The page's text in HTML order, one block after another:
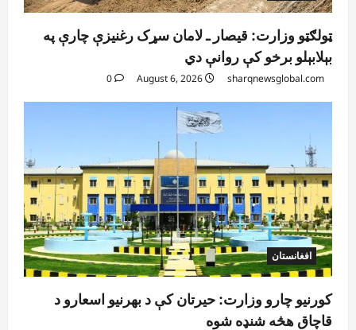
ټولګټو وزارت: قیصار ـ لامان سړک رغنیزې چارې په
بېلابېلو برخو کې روانې دي
sharqnewsglobal.com
0
افغانستان
کورنیو چارو وزارت: حیرتان کې د بهرنیو اسعارو د
قاچاق هڅه شنډه شوه